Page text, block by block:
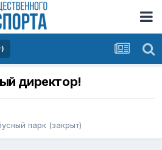
директор!
парк (закрыт)